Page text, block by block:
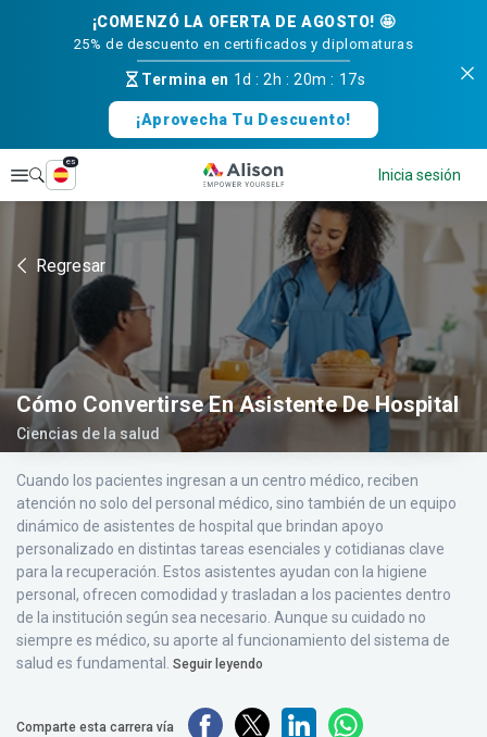
¡COMENZÓ LA OFERTA DE AGOSTO! 🤩
25% de descuento en certificados y diplomaturas
Termina en 1d :2h :20m : 16s
¡Aprovecha Tu Descuento!
Explorar
es
Inicia sesión
Regresar
Cómo Convertirse En Asistente De Hospital
Ciencias de la salud
Cuando los pacientes ingresan a un centro médico, reciben
atención no solo del personal médico, sino también de un equipo
dinámico de asistentes de hospital que brindan apoyo
personalizado en distintas tareas esenciales y cotidianas clave
para la recuperación. Estos asistentes ayudan con la higiene
personal, ofrecen comodidad y trasladan a los pacientes dentro
de la institución según sea necesario. Aunque su cuidado no
siempre es médico, su aporte al funcionamiento del sistema de
salud es fundamental. Seguir leyendo
Comparte esta carrera vía